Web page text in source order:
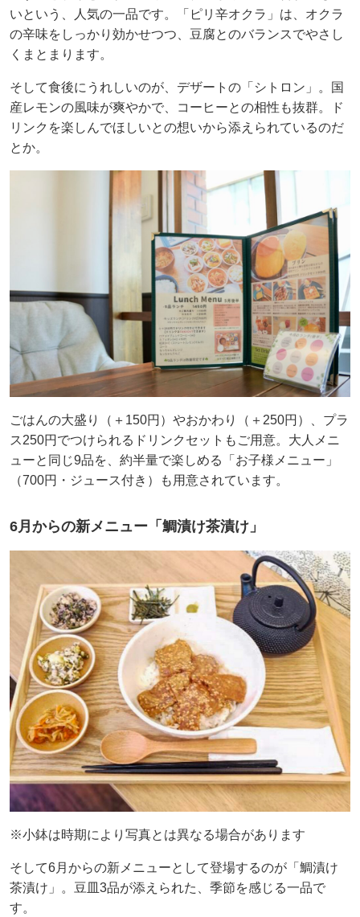
いという、人気の一品です。「ピリ辛オクラ」は、オクラ
の辛味をしっかり効かせつつ、豆腐とのバランスでやさし
くまとまります。
そして食後にうれしいのが、デザートの「シトロン」。国
産レモンの風味が爽やかで、コーヒーとの相性も抜群。ド
リンクを楽しんでほしいとの想いから添えられているのだ
とか。
ごはんの大盛り（＋150円）やおかわり（＋250円）、プラ
ス250円でつけられるドリンクセットもご用意。大人メニ
ューと同じ9品を、約半量で楽しめる「お子様メニュー」
（700円・ジュース付き）も用意されています。
6月からの新メニュー「鯛漬け茶漬け」
※小鉢は時期により写真とは異なる場合があります
そして6月からの新メニューとして登場するのが「鯛漬け
茶漬け」。豆皿3品が添えられた、季節を感じる一品で
す。